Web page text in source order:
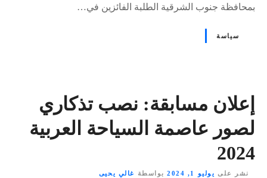
بمحافظة جنوب الشرقية الطلبة الفائزين في…
سياسة
إعلان مسابقة: نصب تذكاري
لصور عاصمة السياحة العربية
2024
نشر على يوليو 1, 2024 بواسطة غالي يحيى